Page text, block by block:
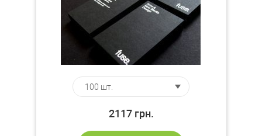
2117 грн.